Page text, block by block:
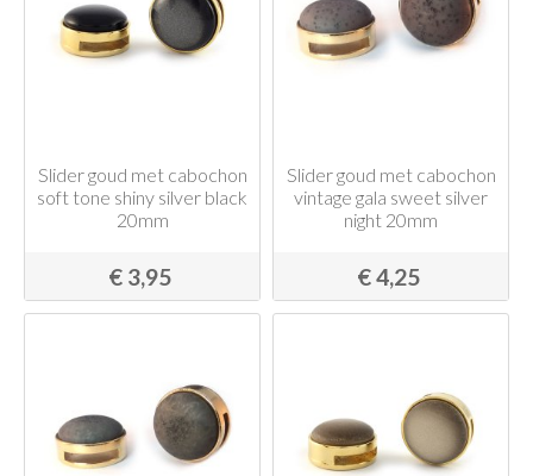
Slider goud met cabochon
soft tone shiny silver black
20mm
€ 3,95
Slider goud met cabochon
vintage gala sweet silver
night 20mm
€ 4,25